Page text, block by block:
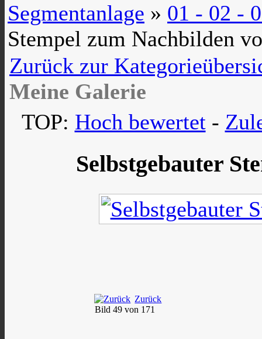
Segmentanlage » 01 - 02 -
Stempel zum Nachbilden
Zurück zur
Meine Galerie
TOP: Hoch bewertet-
Selbstgebauter
Zurück
Bild 49 von 171